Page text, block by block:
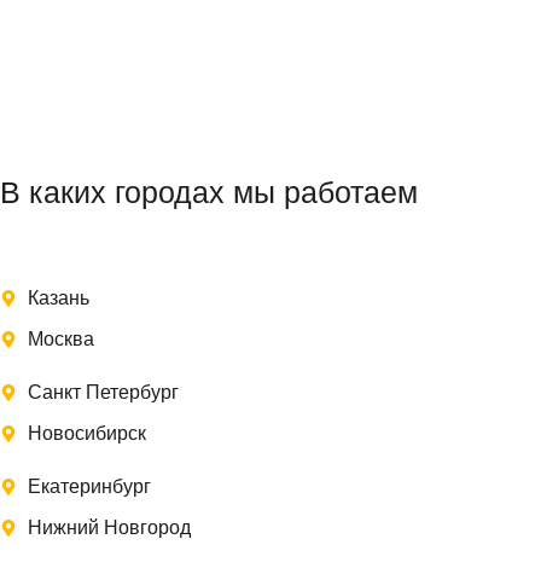
В каких городах мы работаем
Казань
Москва
Санкт Петербург
Новосибирск
Екатеринбург
Нижний Новгород